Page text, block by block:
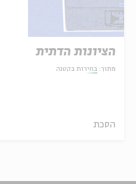
הציונות הדתית
מתוך: בחירות בקטנה
הסכת